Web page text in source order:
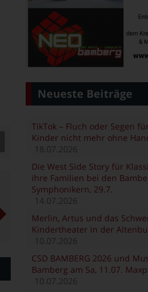
Neueste Beiträge
TikTok – Fluch oder Segen
Kinder nicht mehr ohne
18.07.2026
Die West Side Story für
ihre Familien bei den
Symphonikern, 29.7.
14.07.2026
Merlin, Artus und das
Kindertheater in der
10.07.2026
CSD BAMBERG 2026 und
Bamberg am Sa, 11.07.
10.07.2026